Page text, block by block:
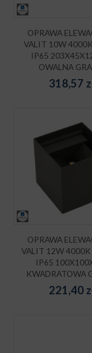
OPRAWA
VALIT 10W
IP65
OWALNA
318,57
OPRAWA
VALIT 12W
IP65
KWADRATOWA
221,40